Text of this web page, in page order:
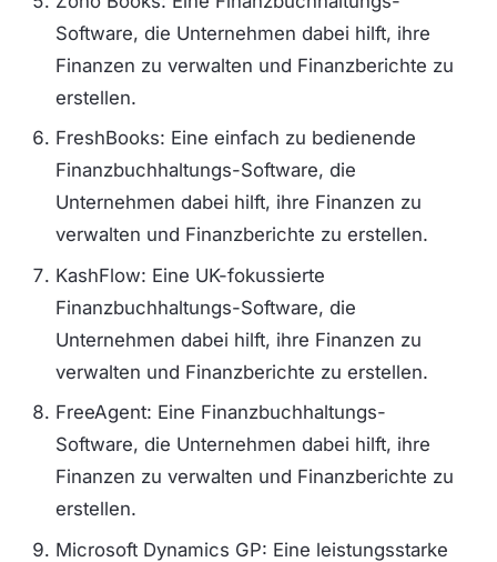
Software, die Unternehmen dabei hilft, ihre
Finanzen zu verwalten und Finanzberichte zu
erstellen.
FreshBooks: Eine einfach zu bedienende
Finanzbuchhaltungs-Software, die
Unternehmen dabei hilft, ihre Finanzen zu
verwalten und Finanzberichte zu erstellen.
KashFlow: Eine UK-fokussierte
Finanzbuchhaltungs-Software, die
Unternehmen dabei hilft, ihre Finanzen zu
verwalten und Finanzberichte zu erstellen.
FreeAgent: Eine Finanzbuchhaltungs-
Software, die Unternehmen dabei hilft, ihre
Finanzen zu verwalten und Finanzberichte zu
erstellen.
Microsoft Dynamics GP: Eine leistungsstarke